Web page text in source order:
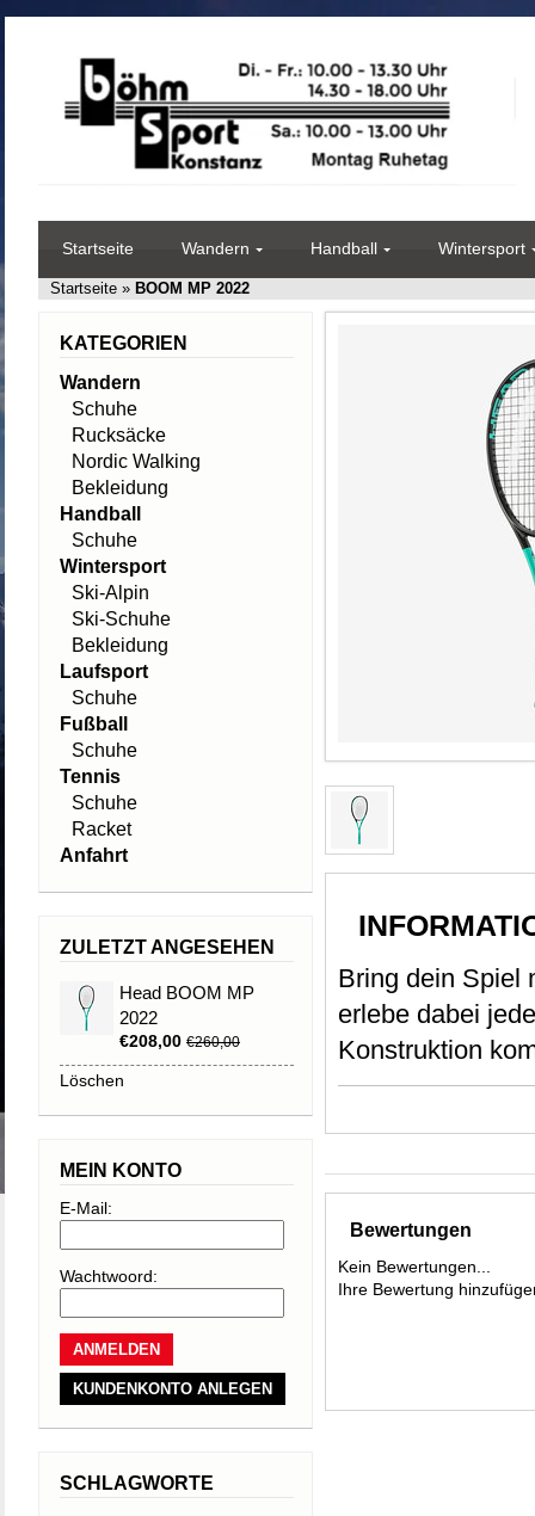
Startseite Wandern Handball Wintersport
Startseite » BOOM MP 2022
Bring dein Spiel
erlebe dabei
Konstruktion
Spielgefühl.
den Moment zu
• Explosive
• Für
Bewertungen
Kein Bewertungen...
Ihre Bewertung
KATEGORIEN
Wandern
Schuhe
Rucksäcke
Nordic Walking
Bekleidung
Handball
Schuhe
Wintersport
Ski-Alpin
Ski-Schuhe
Bekleidung
Laufsport
Schuhe
Fußball
Schuhe
Tennis
Schuhe
Racket
Anfahrt
ZULETZT ANGESEHEN
Head BOOM MP
2022
€208,00 €260,00
Löschen
MEIN KONTO
E-Mail:
Wachtwoord:
KUNDENKONTO ANLEGEN
SCHLAGWORTE